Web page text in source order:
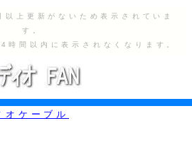
上更新がないため表示されていま
す。
時間以内に表示されなくなります。
オケーブル